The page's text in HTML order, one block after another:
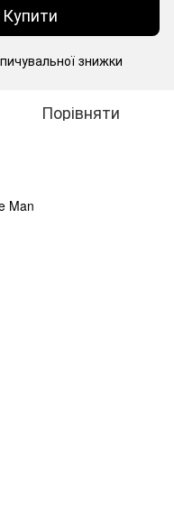
Купити
знижки
Порівняти
Man